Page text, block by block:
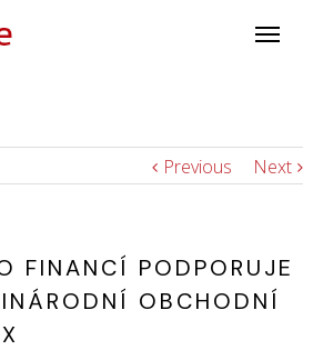
Previous Next
FINANCÍ PODPORUJE
OBCHODNÍ